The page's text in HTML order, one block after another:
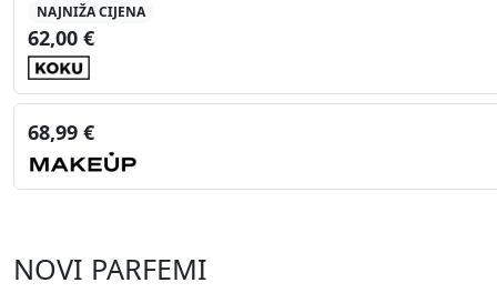
NAJNIŽA CIJENA
62,00 €
68,99 €
NOVI PARFEMI